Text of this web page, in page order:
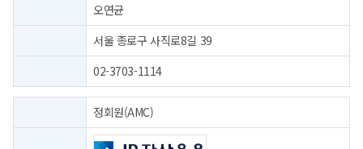
오연균
서울 종로구 사직로8길 39
02-3703-1114
정회원(AMC)